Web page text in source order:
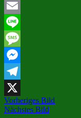
WhatsApp
Email
Line
Message
Messenger
Telegram
X
Vorheriges Bild
Nächstes Bild